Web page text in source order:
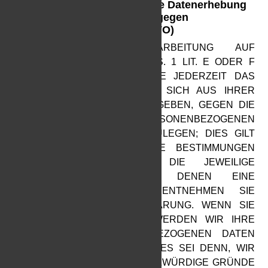
Widerspruchsrecht gegen die Datenerhebung
in besonderen Fällen sowie gegen
Direktwerbung (Art. 21 DSGVO)
WENN DIE DATENVERARBEITUNG AUF
GRUNDLAGE VON ART. 6 ABS. 1 LIT. E ODER F
DSGVO ERFOLGT, HABEN SIE JEDERZEIT DAS
RECHT, AUS GRÜNDEN, DIE SICH AUS IHRER
BESONDEREN SITUATION ERGEBEN, GEGEN DIE
VERARBEITUNG IHRER PERSONENBEZOGENEN
DATEN WIDERSPRUCH EINZULEGEN; DIES GILT
AUCH FÜR EIN AUF DIESE BESTIMMUNGEN
GESTÜTZTES PROFILING. DIE JEWEILIGE
RECHTSGRUNDLAGE, AUF DENEN EINE
VERARBEITUNG BERUHT, ENTNEHMEN SIE
DIESER DATENSCHUTZERKLÄRUNG. WENN SIE
WIDERSPRUCH EINLEGEN, WERDEN WIR IHRE
BETROFFENEN PERSONENBEZOGENEN DATEN
NICHT MEHR VERARBEITEN, ES SEI DENN, WIR
KÖNNEN ZWINGENDE SCHUTZWÜRDIGE GRÜNDE